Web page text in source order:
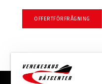
OFFERTFÖRFRÅGNING